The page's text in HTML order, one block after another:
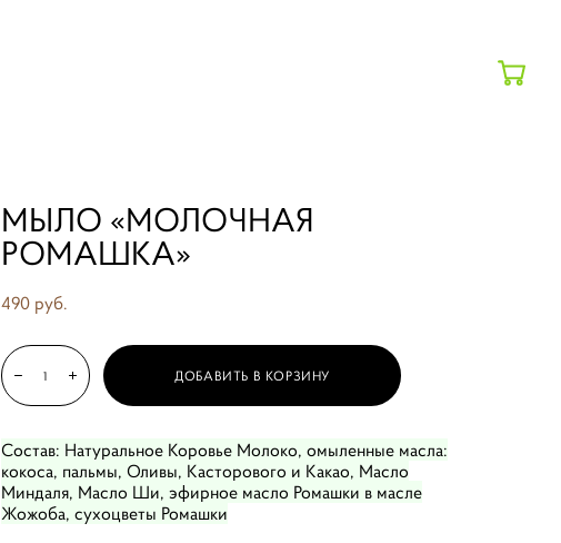
МЫЛО «МОЛОЧНАЯ
РОМАШКА»
490 pуб.
ДОБАВИТЬ В КОРЗИНУ
Состав: Натуральное Коровье Молоко, омыленные масла:
кокоса, пальмы, Оливы, Касторового и Какао, Масло
Миндаля, Масло Ши, эфирное масло Ромашки в масле
Жожоба, сухоцветы Ромашки